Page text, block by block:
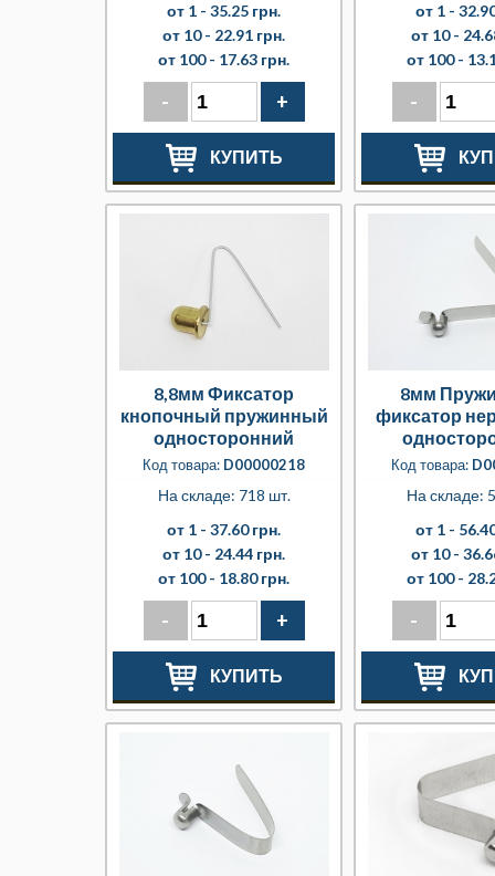
от 1 - 35.25 грн.
от 10 - 22.91 грн.
от 100 - 17.63 грн.
- +
КУПИТЬ
от 1 -
от 10 -
от 100 -
-
8,8мм Фиксатор
кнопочный пружинный
односторонний
разборный
Код товара: D00000218
На складе: 718 шт.
от 1 - 37.60 грн.
от 10 - 24.44 грн.
от 100 - 18.80 грн.
- +
КУПИТЬ
8мм
фиксатор
Код товара:
На складе:
от 1 -
от 10 -
от 100 -
-